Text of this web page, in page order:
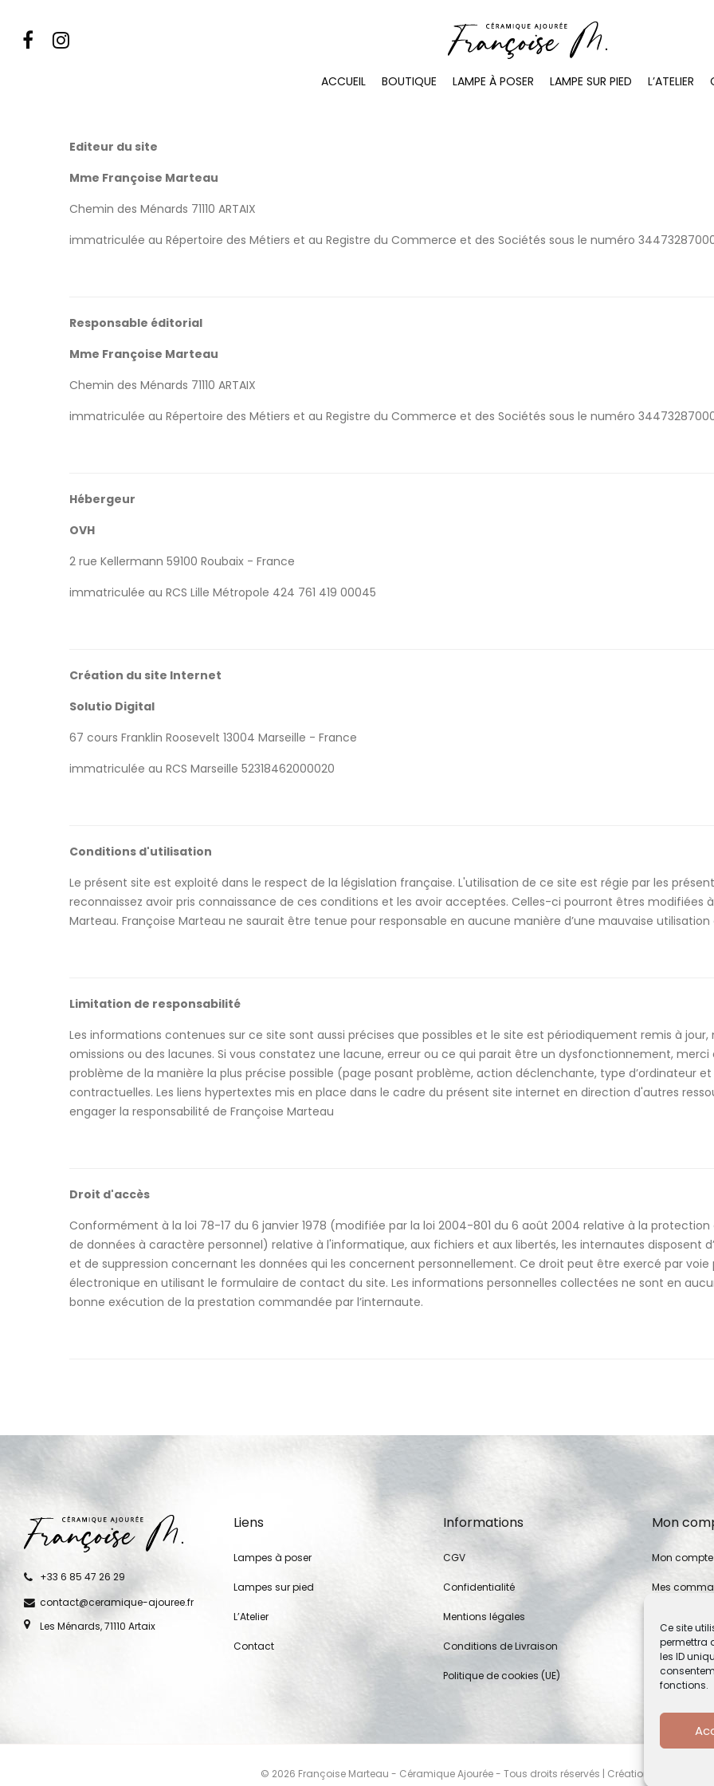
Ce site
permettra
les ID
fonctions.
ACCUEIL BOUTIQUE LAMPE À POSER LAMPE SUR PIED L’ATELIER
Editeur du site
Mme Françoise Marteau
Chemin des Ménards 71110 ARTAIX
immatriculée au Répertoire des Métiers et au Registre du Commerce et des Sociétés sous le numéro
Responsable éditorial
Mme Françoise Marteau
Chemin des Ménards 71110 ARTAIX
immatriculée au Répertoire des Métiers et au Registre du Commerce et des Sociétés sous le numéro
Hébergeur
OVH
2 rue Kellermann 59100 Roubaix - France
immatriculée au RCS Lille Métropole 424 761 419 00045
Création du site Internet
Solutio Digital
67 cours Franklin Roosevelt 13004 Marseille - France
immatriculée au RCS Marseille 52318462000020
Conditions d'utilisation
Le présent site est exploité dans le respect de la législation française. L'utilisation de ce site est régie par les
reconnaissez avoir pris connaissance de ces conditions et les avoir acceptées. Celles-ci pourront êtres modifiées
Marteau. Françoise Marteau ne saurait être tenue pour responsable en aucune manière d’une mauvaise utilisation
Limitation de responsabilité
Les informations contenues sur ce site sont aussi précises que possibles et le site est périodiquement remis à
omissions ou des lacunes. Si vous constatez une lacune, erreur ou ce qui parait être un dysfonctionnement,
problème de la manière la plus précise possible (page posant problème, action déclenchante, type d’ordinateur
contractuelles. Les liens hypertextes mis en place dans le cadre du présent site internet en direction d'autres
engager la responsabilité de Françoise Marteau
Droit d'accès
Conformément à la loi 78-17 du 6 janvier 1978 (modifiée par la loi 2004-801 du 6 août 2004 relative à la
de données à caractère personnel) relative à l'informatique, aux fichiers et aux libertés, les internautes disposent
et de suppression concernant les données qui les concernent personnellement. Ce droit peut être exercé par
électronique en utilisant le formulaire de contact du site. Les informations personnelles collectées ne sont en
bonne exécution de la prestation commandée par l’internaute.
+33 6 85 47 26 29
contact@ceramique-ajouree.fr
Les Ménards, 71110 Artaix
Liens
Lampes à poser
Lampes sur pied
L’Atelier
Contact
Informations
CGV
Confidentialité
Mentions légales
Conditions de Livraison
Politique de cookies (UE)
Mon
Mon compte
Mes
© 2026 Françoise Marteau - Céramique Ajourée - Tous droits réservés | Création de site